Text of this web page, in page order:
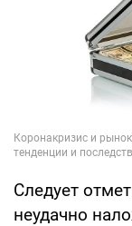
Следует
неудачно